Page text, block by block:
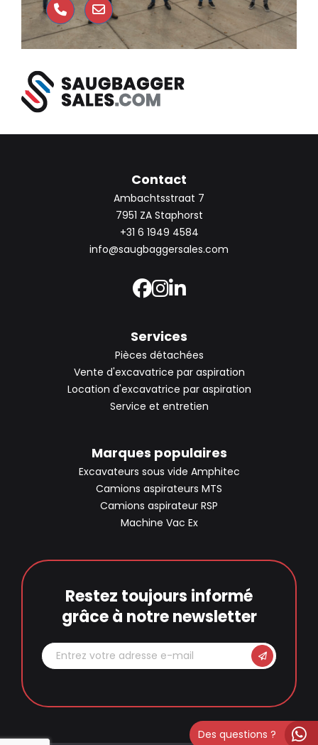
Contact
Ambachtsstraat 7
7951 ZA Staphorst
+31 6 1949 4584
info@saugbaggersales.com
Services
Pièces détachées
Vente d'excavatrice par aspiration
Location d'excavatrice par aspiration
Service et entretien
Marques populaires
Excavateurs sous vide Amphitec
Camions aspirateurs MTS
Camions aspirateur RSP
Machine Vac Ex
Restez toujours informé
grâce à notre newsletter
Des questions ?